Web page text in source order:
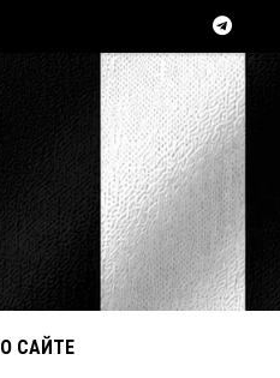
О САЙТЕ